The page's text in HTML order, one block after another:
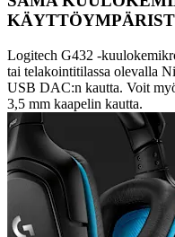
Logitech G432 -
tai telakointitilassa olevalla
USB DAC:n kautta. Voit
3,5 mm kaapelin kautta.